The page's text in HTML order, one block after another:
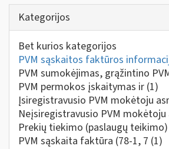
Kategorijos
Bet kurios kategorijos
PVM sąskaitos faktūros
PVM sumokėjimas, grąžintino
PVM permokos įskaitymas ir (1)
Įsiregistravusio PVM mokėtoju
Neįsiregistravusio PVM mokėtoju
Prekių tiekimo (paslaugų
PVM sąskaita faktūra (78-1, 7 (1)